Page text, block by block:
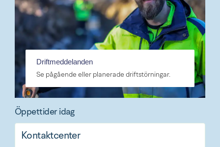
Driftmeddelanden
Se pågående eller planerade driftstörningar.
Öppettider idag
Kontaktcenter